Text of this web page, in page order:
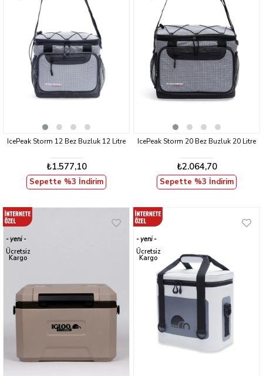
IcePeak Storm 12 Bez Buzluk 12 Litre
₺1.577,10
Sepette %3 İndirim
IcePeak Storm 20 Bez Buzluk 20 Litre
₺2.064,70
Sepette %3 İndirim
yeni
ürün
Ücretsiz
Kargo
yeni
ürün
Ücretsiz
Kargo